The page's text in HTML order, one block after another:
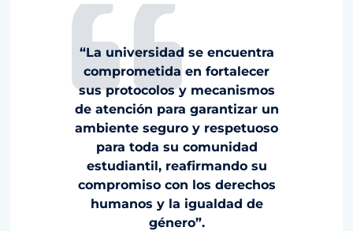
“La universidad se encuentra
comprometida en fortalecer
sus protocolos y mecanismos
de atención para garantizar un
ambiente seguro y respetuoso
para toda su comunidad
estudiantil, reafirmando su
compromiso con los derechos
humanos y la igualdad de
género”.